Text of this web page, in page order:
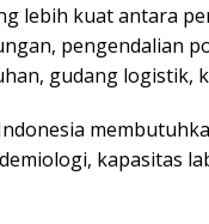
lebih kuat antara
pengendalian
gudang logistik,
kapasitas